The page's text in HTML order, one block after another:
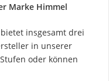
Marke Himmel
insgesamt drei
in unserer
oder können